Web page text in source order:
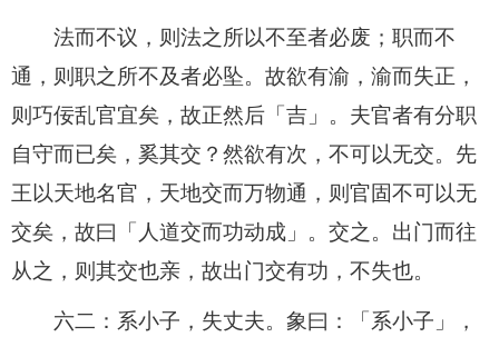
法而不议，则法之所以不至者必废；职而不
通，则职之所不及者必坠。故欲有渝，渝而失正，
则巧佞乱官宜矣，故正然后「吉」。夫官者有分职
自守而已矣，奚其交？然欲有次，不可以无交。先
王以天地名官，天地交而万物通，则官固不可以无
交矣，故曰「人道交而功动成」。交之。出门而往
从之，则其交也亲，故出门交有功，不失也。
六二：系小子，失丈夫。象曰：「系小子」，